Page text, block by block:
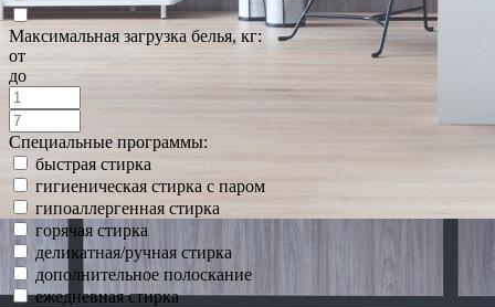
Максимальная загрузка белья, кг:
от
до
Специальные программы:
быстрая стирка
гигиеническая стирка с паром
гипоаллергенная стирка
горячая стирка
деликатная/ручная стирка
дополнительное полоскание
ежедневная стирка